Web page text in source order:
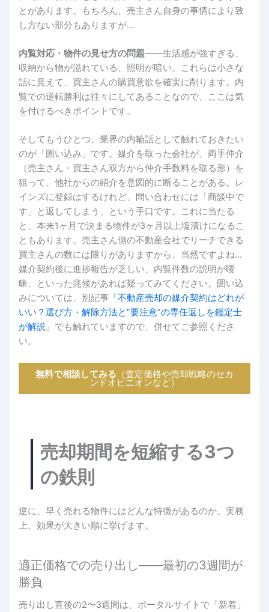
とがあります。もちろん、売主さん自身の事情により致
し方ない部分もありますが…
内覧対応・物件の見せ方の問題――生活感が強すぎる、
収納から物が溢れている、照明が暗い。これらは小さな
話に見えて、買主さんの購買意欲を確実に削ります。内
覧での逆転勝利は往々にしてあることなので、ここは気
を付けるべきポイントです。
そしてもうひとつ、業界の内輪話として触れておきたい
のが「囲い込み」です。媒介を取った会社が、両手仲介
（売主さん・買主さん双方から仲介手数料を取る形）を
狙って、他社からの紹介を意図的に断ることがある。レ
インズに登録はするけれど、問い合わせには「商談中で
す」と返してしまう、という手口です。これに当たる
と、本来1ヶ月で決まる物件が3ヶ月以上塩漬けになるこ
ともあります。売主さん側の不動産会社でリーチできる
買主さんの数には限りがありますから、当然ですよね…
媒介契約後に進捗報告が乏しい、内覧件数の説明が曖
昧、といった兆候があれば疑ってみてください。囲い込
みについては、別記事「不動産売却の媒介契約はどれが
いい？選び方・解除方法と”要注意”の専任返しを鑑定士
が解説」 でも触れていますので、併せてご参照くださ
い。
無料で相談してみる （査定価格や売却戦略のセカ
ンドオピニオンなど）
売却期間を短縮する3つ
の鉄則
逆に、早く売れる物件にはどんな特徴があるのか。実務
上、効果が大きい順に挙げます。
適正価格での売り出し――最初の3週間が
勝負
売り出し直後の2〜3週間は、ポータルサイトで「新着」